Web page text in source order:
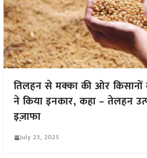
तिलहन से मक्का की ओर
ने किया इनकार, कहा – तेलहन
इज़ाफा
July 23, 2025